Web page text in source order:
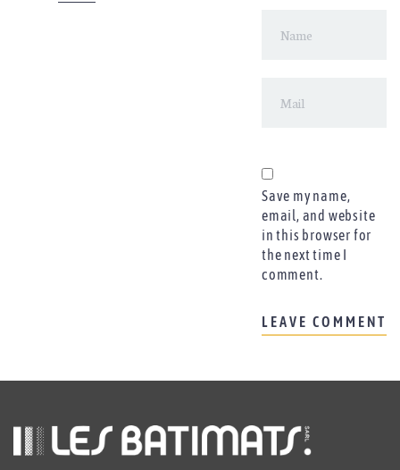
Save my name,
email, and website
in this browser for
the next time I
comment.